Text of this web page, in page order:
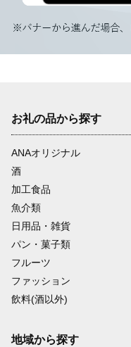
お礼の品から探す
ANAオリジナル
酒
加工食品
魚介類
日用品・雑貨
パン・菓子類
フルーツ
ファッション
飲料(酒以外)
地域から探す